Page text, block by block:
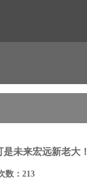
未来宏远新老大！
数：213